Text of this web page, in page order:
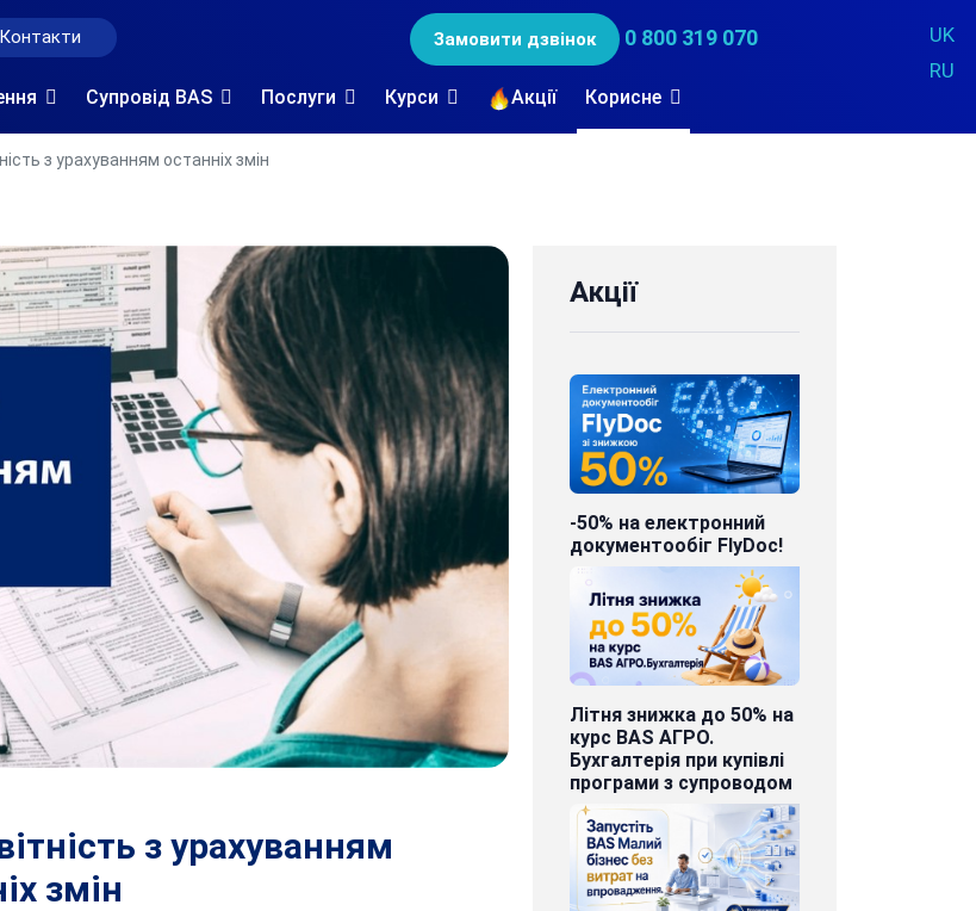
Контакти Замовити дзвінок 0 800 319 070
UK
RU
Супровід BAS Послуги Курси Акції Корисне
з урахуванням останніх змін
з урахуванням
змін
Акції
-50% на електронний
документообіг FlyDoc!
Літня знижка до 50% на
курс BAS АГРО.
Бухгалтерія при купівлі
програми з супроводом